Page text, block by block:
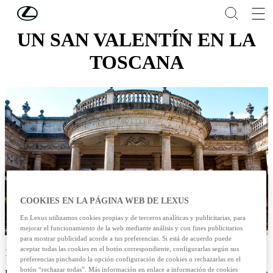
Skip to Main Content
UN SAN VALENTÍN EN LA
TOSCANA
14/01/2025
COOKIES EN LA PÁGINA WEB DE LEXUS
En Lexus utilizamos cookies propias y de terceros analíticas y publicitarias, para
mejorar el funcionamiento de la web mediante análisis y con fines publicitarios
para mostrar publicidad acorde a tus preferencias. Si está de acuerdo puede
aceptar todas las cookies en el botón correspondiente, configurarlas según sus
preferencias pinchando la opción configuración de cookies o rechazarlas en el
botón “rechazar todas”. Más información en enlace a información de cookies